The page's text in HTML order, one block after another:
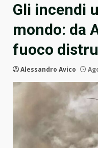
Gli incendi
mondo: da
fuoco
Alessandro Avico